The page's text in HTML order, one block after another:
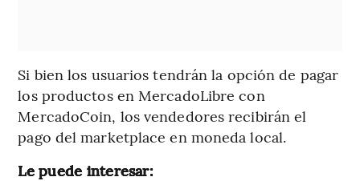
Si bien los usuarios tendrán la opción de pagar
los productos en MercadoLibre con
MercadoCoin, los vendedores recibirán el
pago del marketplace en moneda local.
Le puede interesar: